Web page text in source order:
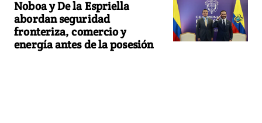
Noboa y De la Espriella
abordan seguridad
fronteriza, comercio y
energía antes de la posesión